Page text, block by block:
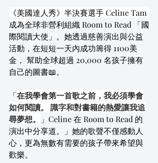
《美國達人秀》半決賽選手 Celine Tam
成為全球非營利組織 Room to Read 「國
際閱讀大使」。她透過慈善演出與公益
活動，在短短一天內成功籌得 1100美
金， 幫助全球超過 20,000 名孩子擁有
自己的圖書📖。
「在我學會第一首歌之前，我必須學會
如何閱讀。 識字和對書籍的熱愛讓我追
尋夢想。
」Celine 在 Room to Read 的
演出中分享道。
」 她的歌聲不僅感動人
心，更為無數有需要的孩子帶來希望與
歡樂。